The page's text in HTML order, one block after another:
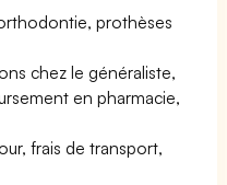
prothèses
chez le généraliste,
en pharmacie,
frais de transport,